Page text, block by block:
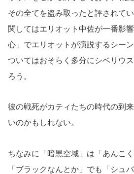
その全てを盗み取ったと評されて
関してはエリオット中佐が一番影
心」でエリオットが演説するシー
ついてはおそらく多分にシベリウ
ろう。
彼の戦死がカティたちの時代の到
いのかもしれない。
ちなみに「暗黒空域」は「あんこ
「ブラックなんとか」でも「シュ